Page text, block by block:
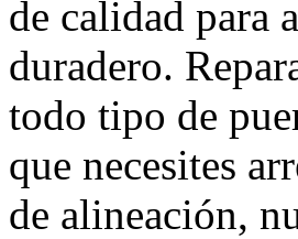
de calidad para
duradero.
todo tipo de
que necesites
de alineación,